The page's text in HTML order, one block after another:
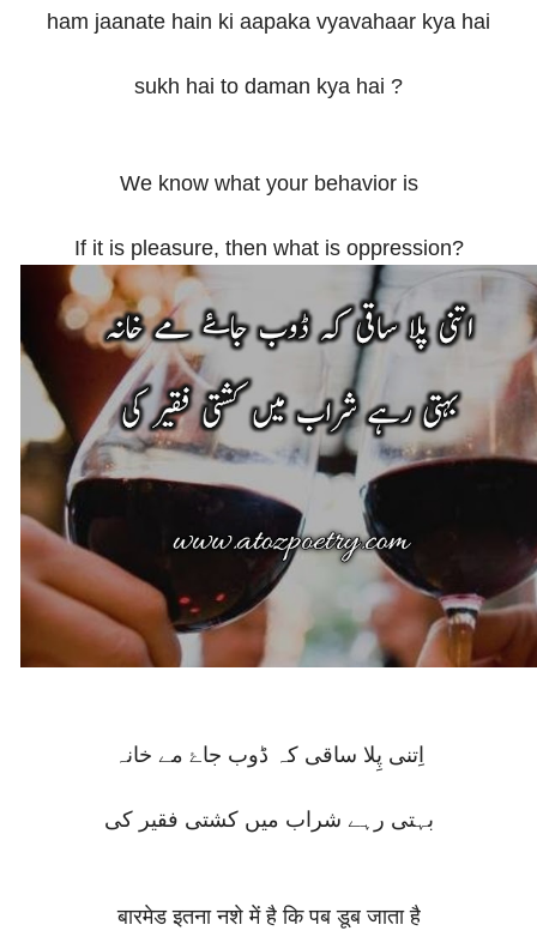
ham jaanate hain ki aapaka vyavahaar kya hai
sukh hai to daman kya hai ?
We know what your behavior is
If it is pleasure, then what is oppression?
اِتنی پِلا ساقی کہ ڈوب جاۓ مے خانہ
بہتی رہے شراب میں کشتی فقیر کی
बारमेड इतना नशे में है कि पब डूब जाता है